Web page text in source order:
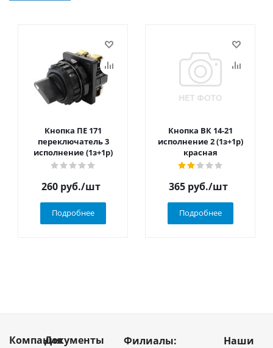
Кнопка ПЕ 171
переключатель 3
исполнение (1з+1р)
260 руб./шт
Подробнее
Кнопка ВК 14-21
исполнение 2 (1з+1р)
красная
365 руб./шт
Подробнее
КомпанияДокументы Филиалы:
Наши